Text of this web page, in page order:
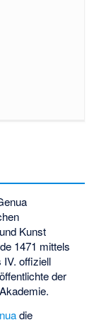
Kunst
1471 mittels
IV. offiziell
der
die